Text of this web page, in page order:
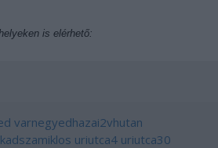
is elérhető:
varnegyedhazai2vhutan
kadszamiklos uriutca4 uriutca30